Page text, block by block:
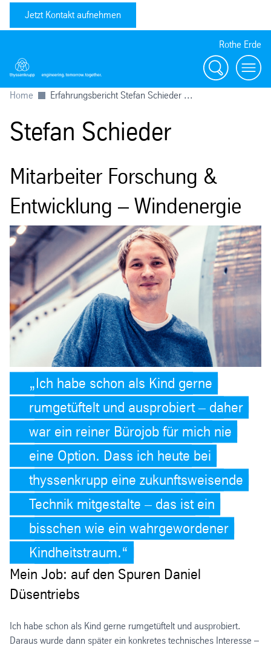
Jetzt Kontakt aufnehmen
Rothe Erde
Suche
Home Erfahrungsbericht Stefan Schieder ...
Stefan Schieder
Mitarbeiter Forschung &
Entwicklung – Windenergie
Ich habe schon als Kind gerne
rumgetüftelt und ausprobiert – daher
war ein reiner Bürojob für mich nie
eine Option. Dass ich heute bei
thyssenkrupp eine zukunftsweisende
Technik mitgestalte – das ist ein
bisschen wie ein wahrgewordener
Kindheitstraum.
Mein Job: auf den Spuren Daniel
Düsentriebs
Ich habe schon als Kind gerne rumgetüftelt und ausprobiert.
Daraus wurde dann später ein konkretes technisches Interesse –